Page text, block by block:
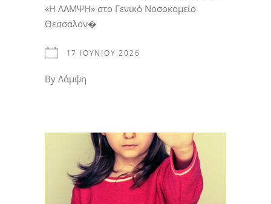
«Η ΛΑΜΨΗ» στο Γενικό Νοσοκομείο
Θεσσαλον�
17 ΙΟΥΝΊΟΥ 2026
By Λάμψη